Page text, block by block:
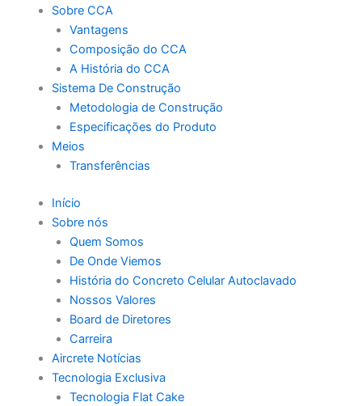
Sobre CCA
Vantagens
Composição do CCA
A História do CCA
Sistema De Construção
Metodologia de Construção
Especificações do Produto
Meios
Transferências
Início
Sobre nós
Quem Somos
De Onde Viemos
História do Concreto Celular Autoclavado
Nossos Valores
Board de Diretores
Carreira
Aircrete Notícias
Tecnologia Exclusiva
Tecnologia Flat Cake